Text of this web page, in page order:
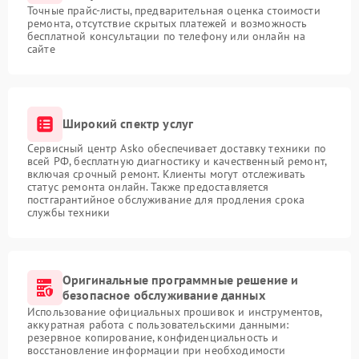
Точные прайс-листы, предварительная оценка стоимости
ремонта, отсутствие скрытых платежей и возможность
бесплатной консультации по телефону или онлайн на
сайте
Широкий спектр услуг
Сервисный центр Asko обеспечивает доставку техники по
всей РФ, бесплатную диагностику и качественный ремонт,
включая срочный ремонт. Клиенты могут отслеживать
статус ремонта онлайн. Также предоставляется
постгарантийное обслуживание для продления срока
службы техники
Оригинальные программные решение и
безопасное обслуживание данных
Использование официальных прошивок и инструментов,
аккуратная работа с пользовательскими данными:
резервное копирование, конфиденциальность и
восстановление информации при необходимости